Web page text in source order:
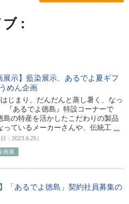
ブ :
展示】藍染展示、あるでよ夏ギフ
めん企画
じまり、だんだんと蒸し暑く、なっ
『あるでよ徳島』特設コーナーで
島の特産を活かしたこだわりの製品
っているメーカーさんや、伝統工
日：2023.6.25］
画展
】「あるでよ徳島」契約社員募集の